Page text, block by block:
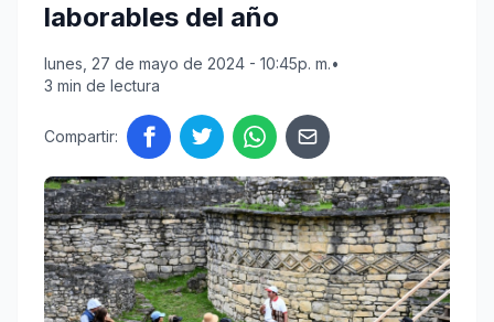
laborables del año
lunes, 27 de mayo de 2024 - 10:45p. m.•
3 min de lectura
Compartir: